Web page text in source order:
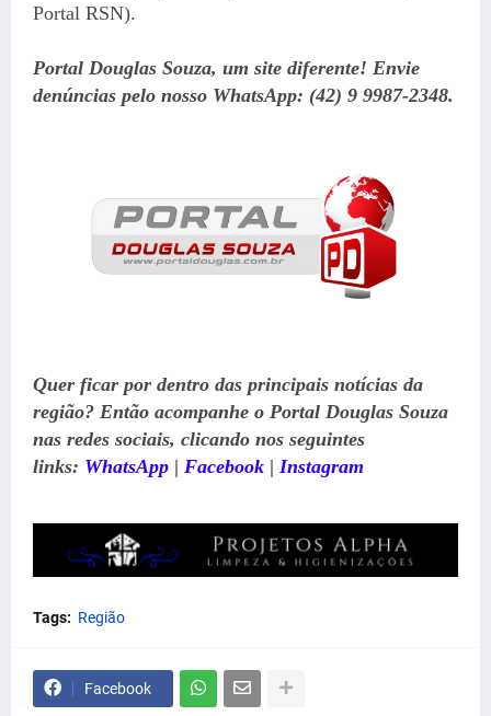
Portal RSN).
Portal Douglas Souza, um site diferente! Envie
denúncias pelo nosso WhatsApp: (42) 9 9987-2348.
Quer ficar por dentro das principais notícias da
região? Então acompanhe o Portal Douglas Souza
nas redes sociais, clicando nos seguintes
links: WhatsApp | Facebook | Instagram
Tags: Região
Facebook